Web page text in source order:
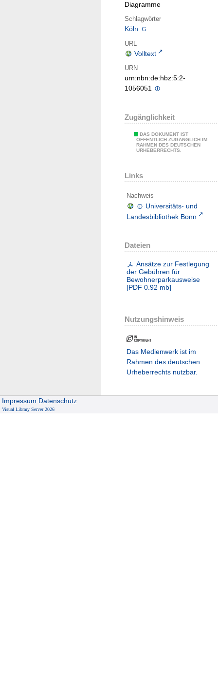
Diagramme
Schlagwörter
Köln
URL
Volltext
URN
urn:nbn:de:hbz:5:2-
1056051
Zugänglichkeit
DAS DOKUMENT IST
ÖFFENTLICH ZUGÄNGLICH IM
RAHMEN DES DEUTSCHEN
URHEBERRECHTS.
Links
Nachweis
Universitäts- und
Landesbibliothek Bonn
Dateien
Ansätze zur Festlegung
der Gebühren für
Bewohnerparkausweise
[PDF 0.92 mb]
Nutzungshinweis
Das Medienwerk ist im
Rahmen des deutschen
Urheberrechts nutzbar.
Impressum Datenschutz
Visual Library Server 2026